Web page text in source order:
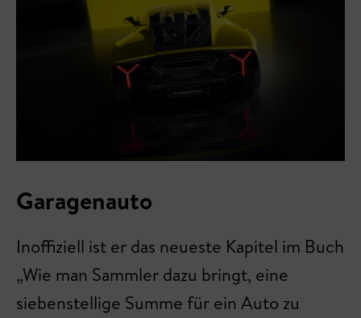
Garagenauto
Inoffiziell ist er das neueste Kapitel im Buch
„Wie man Sammler dazu bringt, eine
siebenstellige Summe für ein Auto zu